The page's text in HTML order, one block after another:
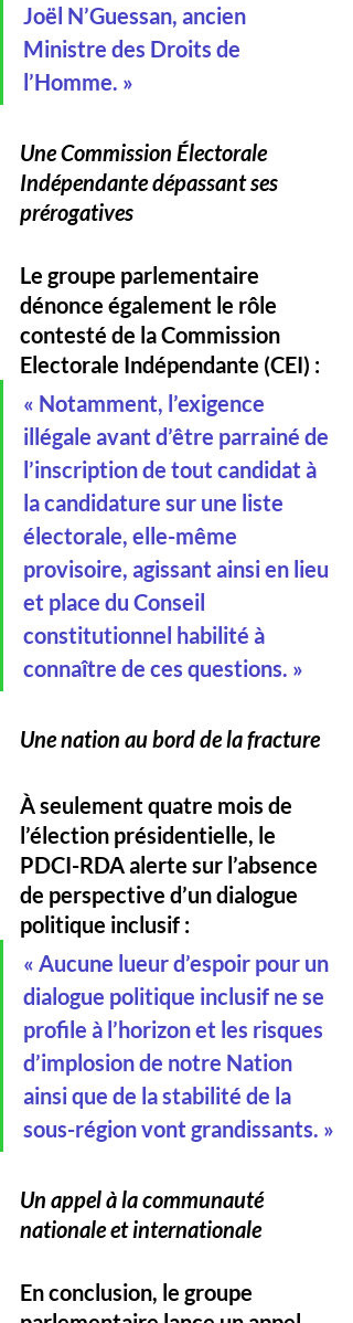
Joël N’Guessan, ancien
Ministre des Droits de
l’Homme. »
Une Commission Électorale
Indépendante dépassant ses
prérogatives
Le groupe parlementaire
dénonce également le rôle
contesté de la Commission
Electorale Indépendante (CEI) :
« Notamment, l’exigence
illégale avant d’être parrainé de
l’inscription de tout candidat à
la candidature sur une liste
électorale, elle-même
provisoire, agissant ainsi en lieu
et place du Conseil
constitutionnel habilité à
connaître de ces questions. »
Une nation au bord de la fracture
À seulement quatre mois de
l’élection présidentielle, le
PDCI-RDA alerte sur l’absence
de perspective d’un dialogue
politique inclusif :
« Aucune lueur d’espoir pour un
dialogue politique inclusif ne se
profile à l’horizon et les risques
d’implosion de notre Nation
ainsi que de la stabilité de la
sous-région vont grandissants. »
Un appel à la communauté
nationale et internationale
En conclusion, le groupe